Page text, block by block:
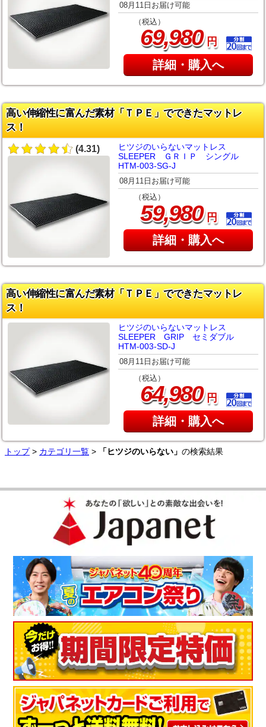
08月11日お届け可能
（税込）
69,980円
詳細・購入へ
高い伸縮性に富んだ素材「ＴＰＥ」でできたマットレ
ス！
(4.31)
ヒツジのいらないマットレス
SLEEPER ＧＲＩＰ シングル
HTM-003-SG-J
08月11日お届け可能
（税込）
59,980円
詳細・購入へ
高い伸縮性に富んだ素材「ＴＰＥ」でできたマットレ
ス！
ヒツジのいらないマットレス
SLEEPER GRIP セミダブル
HTM-003-SD-J
08月11日お届け可能
（税込）
64,980円
詳細・購入へ
トップ> カテゴリ一覧 > 「ヒツジのいらない」 の検索結果